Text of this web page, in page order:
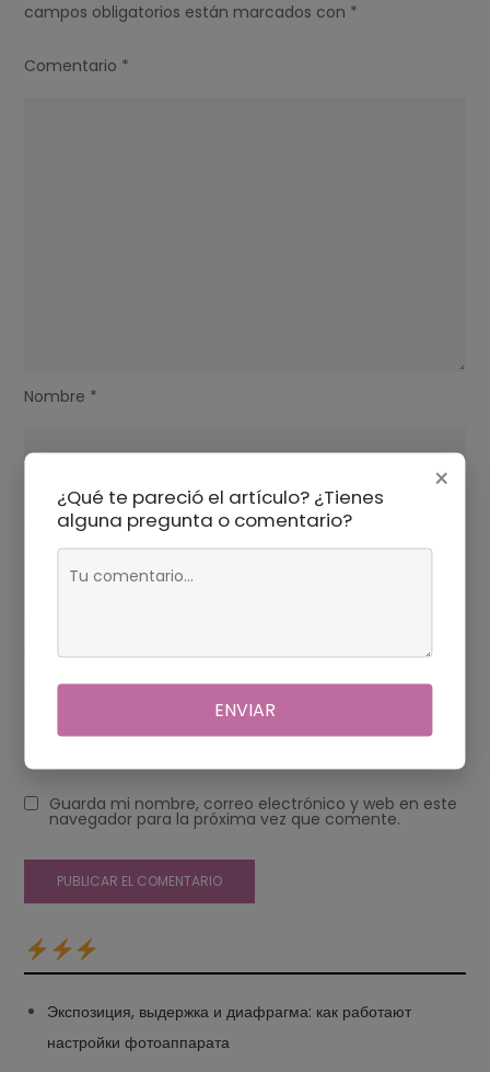
campos obligatorios están marcados con *
Comentario *
Nombre *
Correo electrónico*
Web
Guarda mi nombre, correo electrónico y web en este
navegador para la próxima vez que comente.
Экспозиция, выдержка и диафрагма: как работают
настройки фотоаппарата
×
¿Qué te pareció el artículo? ¿Tienes
alguna pregunta o comentario?
ENVIAR